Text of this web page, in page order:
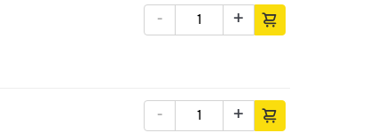
+
-
+
-